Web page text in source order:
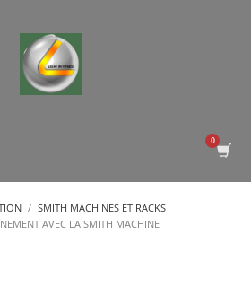
SMITH MACHINES ET RACKS
AVEC LA SMITH MACHINE